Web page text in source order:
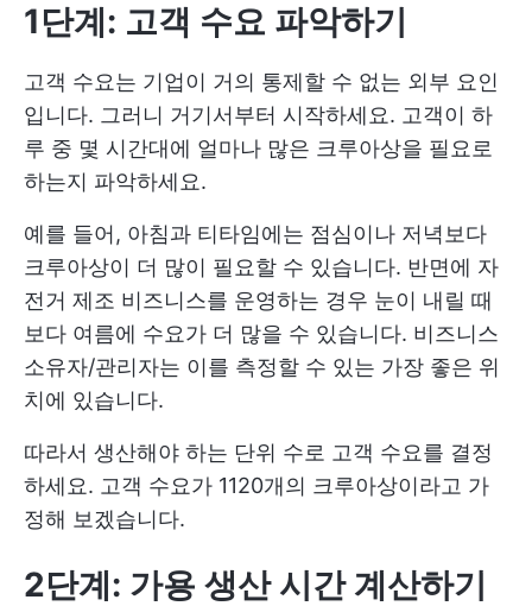
1단계: 고객 수요 파악하기
고객 수요는 기업이 거의 통제할 수 없는 외부 요인
입니다. 그러니 거기서부터 시작하세요. 고객이 하
루 중 몇 시간대에 얼마나 많은 크루아상을 필요로
하는지 파악하세요.
예를 들어, 아침과 티타임에는 점심이나 저녁보다
크루아상이 더 많이 필요할 수 있습니다. 반면에 자
전거 제조 비즈니스를 운영하는 경우 눈이 내릴 때
보다 여름에 수요가 더 많을 수 있습니다. 비즈니스
소유자/관리자는 이를 측정할 수 있는 가장 좋은 위
치에 있습니다.
따라서 생산해야 하는 단위 수로 고객 수요를 결정
하세요. 고객 수요가 1120개의 크루아상이라고 가
정해 보겠습니다.
2단계: 가용 생산 시간 계산하기